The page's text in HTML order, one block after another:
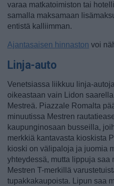
varaa matkatoimiston tai
samalla maksamaan
entistä kalliimman.
Ajantasaisen hinnaston voi
Linja-auto
Venetsiassa liikkuu linja-
oikeastaan vain Lidon
Mestreä. Piazzale Romalta
minuutissa Mestren
kaupunginosaan busseilla,
merkkiä kantavasta kioskista
kioski on välipaloja ja juomia
yhteydessä, mutta lippuja saa
Mestren T-merkillä
tupakkakaupoista. Lipun saa